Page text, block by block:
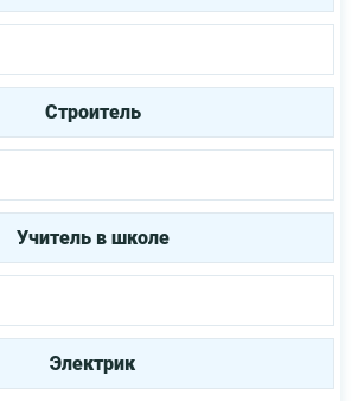
Строитель
Учитель в школе
Электрик